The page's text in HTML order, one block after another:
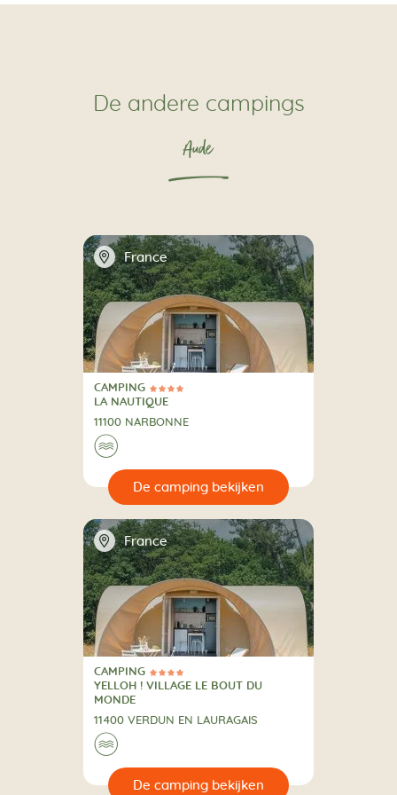
De andere campings
Aude
📍 France
4 Sterren
CAMPING
CAMPING
LA NAUTIQUE
11100 NARBONNE
🌊
📍 France
4 Sterren
CAMPING
CAMPING
YELLOH ! VILLAGE LE BOUT DU
MONDE
11400 VERDUN EN LAURAGAIS
🌊